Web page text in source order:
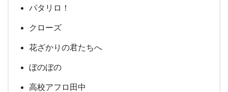
パタリロ！
クローズ
花ざかりの君たちへ
ぼのぼの
高校アフロ田中